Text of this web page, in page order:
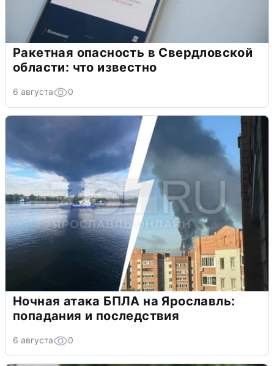
Ракетная опасность в Свердловской
области: что известно
6 августа 0
Ночная атака БПЛА на Ярославль:
попадания и последствия
6 августа 0